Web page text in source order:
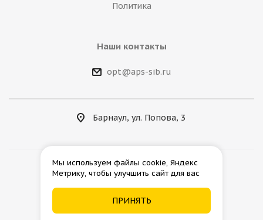
Политика
Наши контакты
opt@aps-sib.ru
Барнаул, ул. Попова, 3
2026 © АгроПромСнаб
Мы используем файлы cookie, Яндекс
Метрику, чтобы улучшить сайт для вас
ПРИНЯТЬ